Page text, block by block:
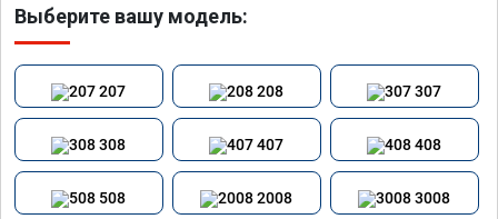
Выберите вашу модель:
207 208 307
308 407 408
508 2008 3008